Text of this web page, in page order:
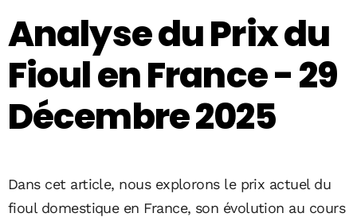
Analyse du Prix du
Fioul en France - 29
Décembre 2025
Dans cet article, nous explorons le prix actuel du
fioul domestique en France, son évolution au cours